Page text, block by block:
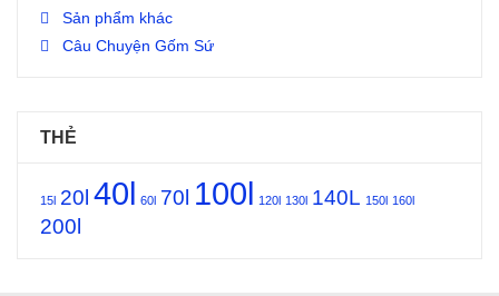
Sản phẩm khác
Câu Chuyện Gốm Sứ
THẺ
15l 20l 40l 60l 70l 100l 120l 130l 140L 150l 160l
200l